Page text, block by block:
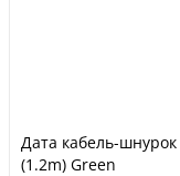
Дата кабель-шнурок
(1.2m) Green